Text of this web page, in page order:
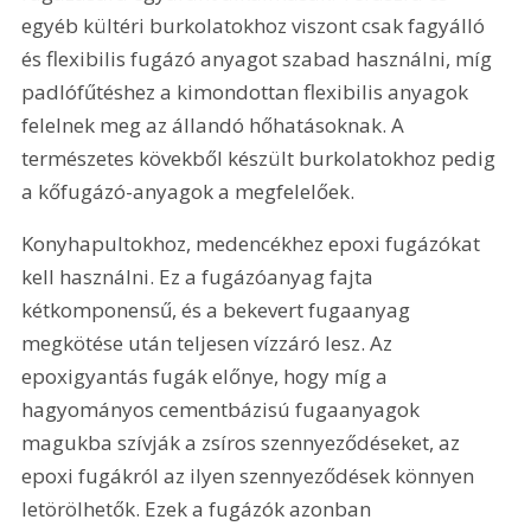
egyéb kültéri burkolatokhoz viszont csak fagyálló
és flexibilis fugázó anyagot szabad használni, míg
padlófűtéshez a kimondottan flexibilis anyagok
felelnek meg az állandó hőhatásoknak. A
természetes kövekből készült burkolatokhoz pedig
a kőfugázó-anyagok a megfelelőek.
Konyhapultokhoz, medencékhez epoxi fugázókat
kell használni. Ez a fugázóanyag fajta
kétkomponensű, és a bekevert fugaanyag
megkötése után teljesen vízzáró lesz. Az
epoxigyantás fugák előnye, hogy míg a
hagyományos cementbázisú fugaanyagok
magukba szívják a zsíros szennyeződéseket, az
epoxi fugákról az ilyen szennyeződések könnyen
letörölhetők. Ezek a fugázók azonban